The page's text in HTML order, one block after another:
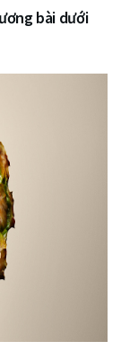
bài dưới